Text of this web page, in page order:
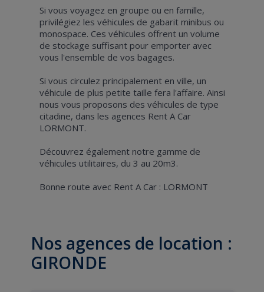
Si vous voyagez en groupe ou en famille,
privilégiez les véhicules de gabarit minibus ou
monospace. Ces véhicules offrent un volume
de stockage suffisant pour emporter avec
vous l'ensemble de vos bagages.
Si vous circulez principalement en ville, un
véhicule de plus petite taille fera l'affaire. Ainsi
nous vous proposons des véhicules de type
citadine, dans les agences Rent A Car
LORMONT.
Découvrez également notre gamme de
véhicules utilitaires, du 3 au 20m3.
Bonne route avec Rent A Car : LORMONT
Nos agences de location :
GIRONDE